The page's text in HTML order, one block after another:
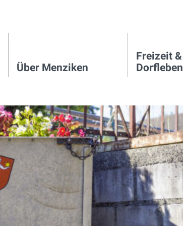
Über Menziken
Freizeit &
Dorfleben